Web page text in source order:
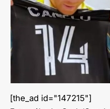
[the_ad id="147215"]